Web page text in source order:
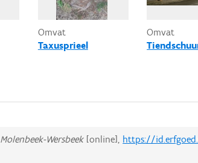
Omvat
Taxusprieel
Omvat
Molenbeek-Wersbeek[online], https://